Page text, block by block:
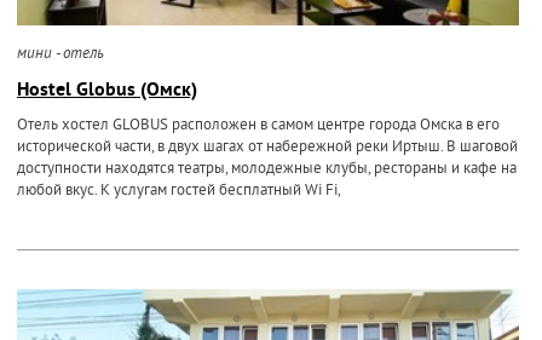
мини - отель
Hostel Globus (Омск)
Отель хостел GLOBUS расположен в самом центре города Омска в его
исторической части, в двух шагах от набережной реки Иртыш. В шаговой
доступности находятся театры, молодежные клубы, рестораны и кафе на
любой вкус. К услугам гостей бесплатный Wi Fi,